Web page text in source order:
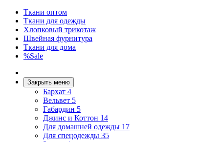
Ткани оптом
Ткани для одежды
Хлопковый трикотаж
Швейная фурнитура
Ткани для дома
%Sale
Закрыть меню
Бархат 4
Вельвет 5
Габардин 5
Джинс и Коттон 14
Для домашней одежды 17
Для спецодежды 35